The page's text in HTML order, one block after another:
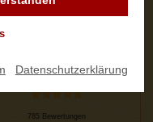
Datenschutzerklärung
785 Bewertungen